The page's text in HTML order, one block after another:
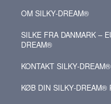
OM SILKY‑DREAM®
SILKE FRA DANMARK –
DREAM®
KONTAKT SILKY‑DREAM®
KØB DIN SILKY‑DREAM®